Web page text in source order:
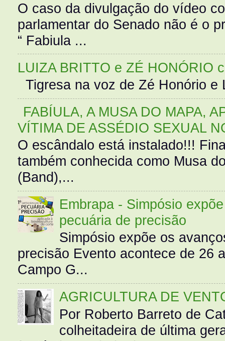
O caso da divulgação do vídeo
parlamentar do Senado não é o
“ Fabiula ...
LUIZA BRITTO e ZÉ HONÓRIO
Tigresa na voz de Zé Honório
FABÍULA, A MUSA DO MAPA,
VÍTIMA DE ASSÉDIO SEXUAL
O escândalo está instalado!!!
também conhecida como Musa
(Band),...
Embrapa - Simpósio
pecuária de precisão
Simpósio expõe os
precisão Evento acontece de 26
Campo G...
AGRICULTURA DE
Por Roberto Barreto de
colheitadeira de última